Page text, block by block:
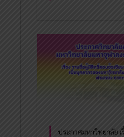
ประกาศมหาวิทยาลัย เ